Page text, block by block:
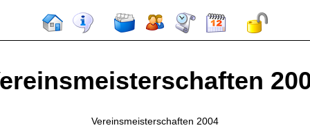
Vereinsmeisterschaften 2004